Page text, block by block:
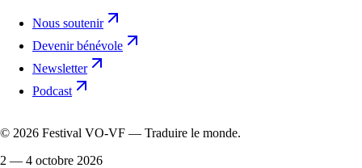
Nous soutenir
Devenir bénévole
Newsletter
Podcast
© 2026 Festival VO-VF — Traduire le monde.
2 — 4 octobre 2026